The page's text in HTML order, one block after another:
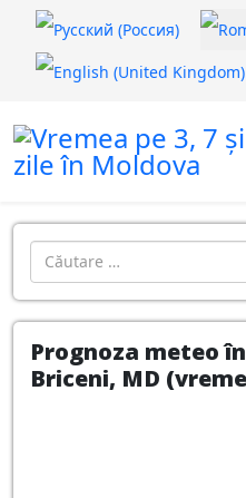
Selectați limba dvs
Introdu localitatea:
Prognoza meteo
Briceni, MD